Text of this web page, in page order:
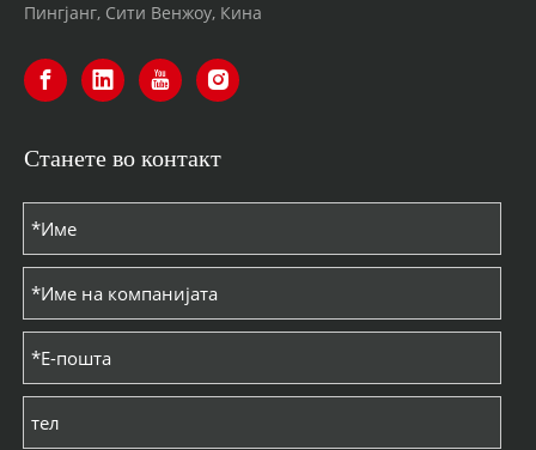
Пингјанг, Сити Венжоу, Кина
Станете во контакт